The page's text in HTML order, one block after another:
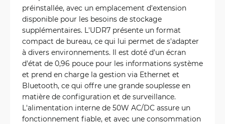
préinstallée, avec un emplacement d'extension
disponible pour les besoins de stockage
supplémentaires. L'UDR7 présente un format
compact de bureau, ce qui lui permet de s'adapter
à divers environnements. Il est doté d'un écran
d'état de 0,96 pouce pour les informations système
et prend en charge la gestion via Ethernet et
Bluetooth, ce qui offre une grande souplesse en
matière de configuration et de surveillance.
L'alimentation interne de 50W AC/DC assure un
fonctionnement fiable, et avec une consommation